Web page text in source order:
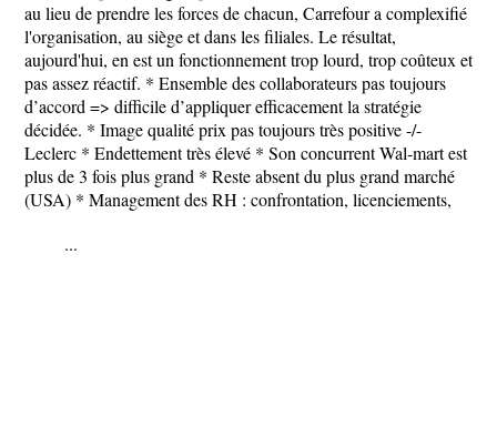
au lieu de prendre les forces de chacun, Carrefour a complexifié
l'organisation, au siège et dans les filiales. Le résultat,
aujourd'hui, en est un fonctionnement trop lourd, trop coûteux et
pas assez réactif. * Ensemble des collaborateurs pas toujours
d’accord => difficile d’appliquer efficacement la stratégie
décidée. * Image qualité prix pas toujours très positive -/-
Leclerc * Endettement très élevé * Son concurrent Wal-mart est
plus de 3 fois plus grand * Reste absent du plus grand marché
(USA) * Management des RH : confrontation, licenciements,
...